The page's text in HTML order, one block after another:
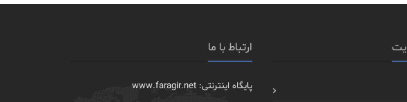
ارتباط با ما
پایگاه اینترنتی: www.faragir.net